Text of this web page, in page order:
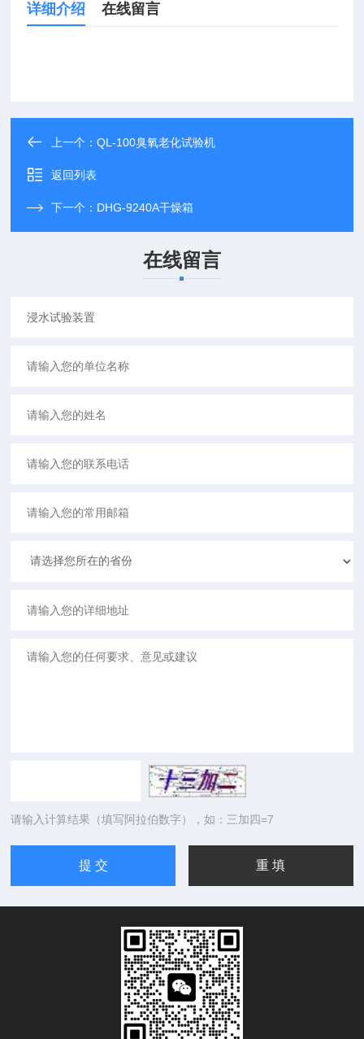
详细介绍 在线留言
上一个：QL-100臭氧老化试验机
返回列表
下一个： DHG-9240A干燥箱
在线留言
请输入计算结果（填写阿拉伯数字），如：三加四=7